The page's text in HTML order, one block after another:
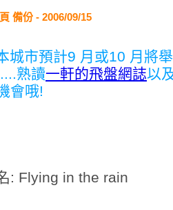
備份 - 2006/09/15
城市預計9 月或10 月將
熟讀一軒的飛盤網誌以
會哦!
: Flying in the rain